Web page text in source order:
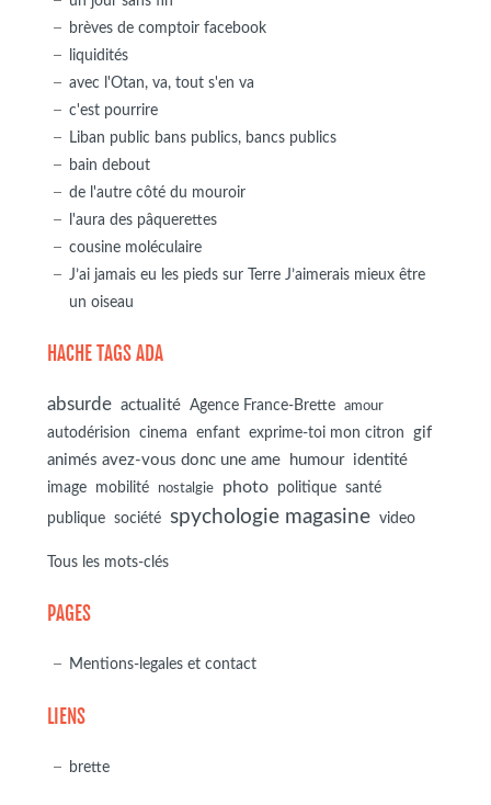
brèves de comptoir facebook
liquidités
avec l'Otan, va, tout s'en va
c'est pourrire
Liban public bans publics, bancs publics
bain debout
de l'autre côté du mouroir
l'aura des pâquerettes
cousine moléculaire
J’ai jamais eu les pieds sur Terre J’aimerais mieux être
un oiseau
HACHE TAGS ADA
absurde actualité Agence France-Brette amour
autodérision cinema enfant exprime-toi mon citron
gif
animés avez-vous donc une ame
humour identité
image mobilité nostalgie photo politique
santé
publique
société spychologie magasine video
Tous les mots-clés
PAGES
Mentions-legales et contact
LIENS
brette